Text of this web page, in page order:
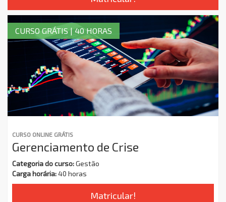
CURSO ONLINE GRÁTIS
Gerenciamento de Crise
Categoria do curso:Gestão
Carga horária:40 horas
Matricular!
CURSO GRÁTIS | 40 HORAS